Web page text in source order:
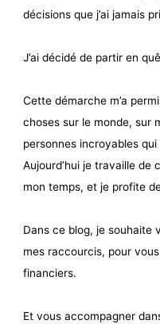
décisions que j’ai jamais
J’ai décidé de partir en
Cette démarche m’a
choses sur le monde, sur
personnes incroyables qui
Aujourd’hui je travaille de
mon temps, et je profite
Dans ce blog, je souhaite
mes raccourcis, pour
financiers.
Et vous accompagner